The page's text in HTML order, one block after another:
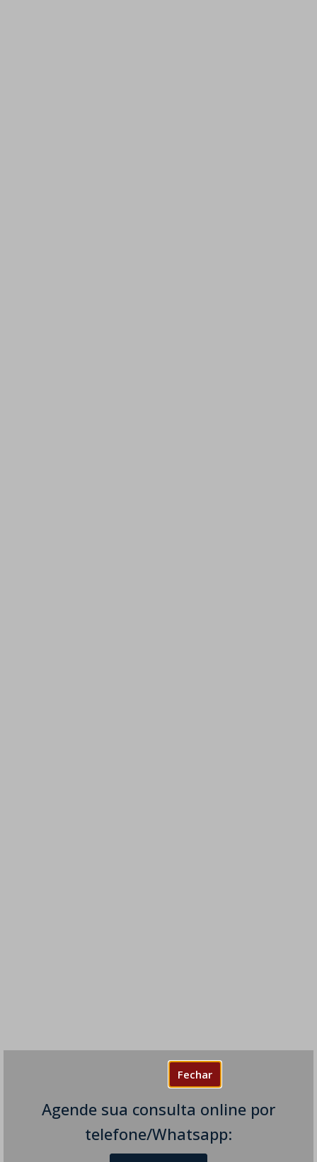
Fechar
Agende sua consulta online por
telefone/Whatsapp: